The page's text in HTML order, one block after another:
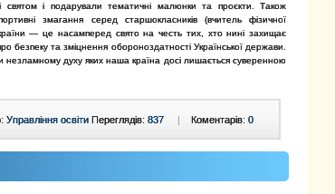
святом і подарували тематичні малюнки та проєкти. Також
змагання серед старшокласників (вчитель фізичної
— це насамперед свято на честь тих, хто нині захищає
безпеку та зміцнення обороноздатності Української держави.
незламному духу яких наша країна досі лишається суверенною
Управління освіти Коментарів: 0
Переглядів: 837 |